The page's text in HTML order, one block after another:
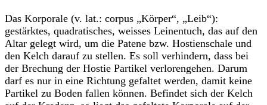
Das Korporale (v. lat.: corpus „Körper“, „Leib“):
gestärktes, quadratisches, weisses Leinentuch, das auf den
Altar gelegt wird, um die Patene bzw. Hostienschale und
den Kelch darauf zu stellen. Es soll verhindern, dass bei
der Brechung der Hostie Partikel verlorengehen. Darum
darf es nur in eine Richtung gefaltet werden, damit keine
Partikel zu Boden fallen können. Befindet sich der Kelch